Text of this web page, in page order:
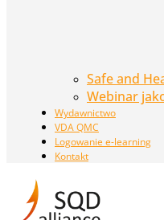
Safe and
Webinar
Wydawnictwo
VDA QMC
Logowanie e-learning
Kontakt